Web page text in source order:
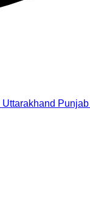
Uttarakhand Punjab